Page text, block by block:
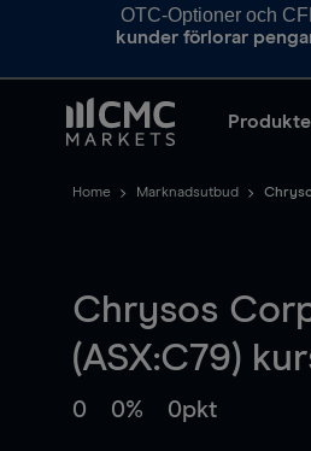
OTC-Optioner och
kunder förlorar
Home Marknadsutbud
Chrysos
(ASX:C79)
0 0% 0pkt